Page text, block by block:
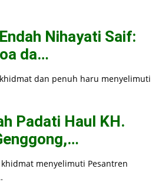
Nihayati Saif:
da…
khidmat dan penuh haru menyelimuti
Padati Haul KH.
khidmat menyelimuti Pesantren